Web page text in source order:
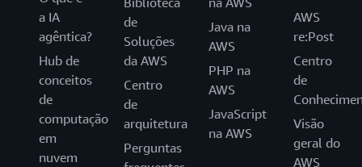
a IA
agêntica?
Hub de
conceitos
de
computação
em
nuvem
de
Soluções
da AWS
Centro
de
arquitetura
Perguntas
Java na
AWS
PHP na
AWS
JavaScript
na AWS
AWS
re:Post
Centro
de
Visão
geral do
AWS